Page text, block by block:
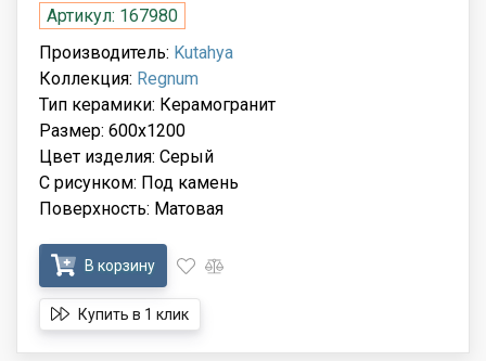
Артикул: 167980
Производитель: Kutahya
Коллекция: Regnum
Тип керамики: Керамогранит
Размер: 600x1200
Цвет изделия: Серый
С рисунком: Под камень
Поверхность: Матовая
В корзину
Купить в 1 клик